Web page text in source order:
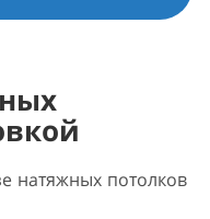
натяжных потолков